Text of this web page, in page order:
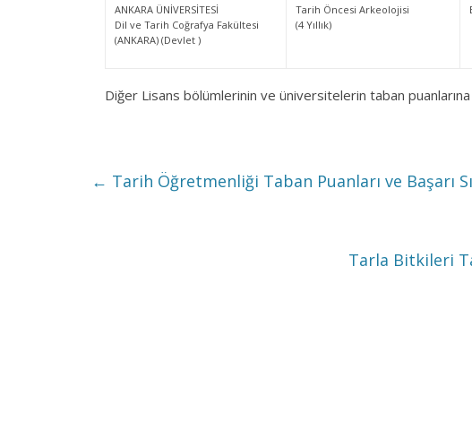
ANKARA ÜNİVERSİTESİ
Dil ve Tarih Coğrafya Fakültesi
(ANKARA) (Devlet )
Tarih Öncesi Arkeolojisi
(4 Yıllık)
Diğer Lisans bölümlerinin ve üniversitelerin taban puanlarına
← Tarih Öğretmenliği Taban Puanları ve Başarı
Tarla Bitkileri